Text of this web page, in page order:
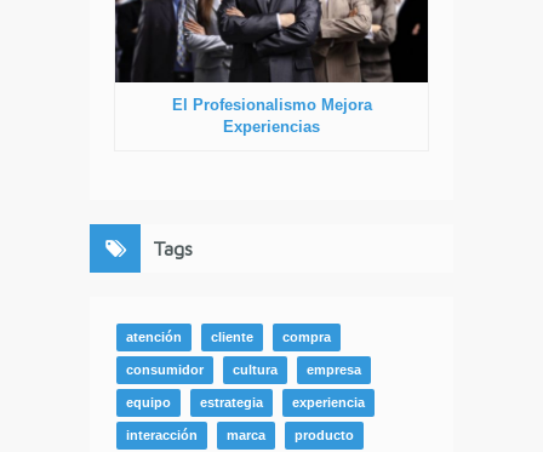
El Profesionalismo Mejora
Experiencias
Tags
atención cliente compra
consumidor cultura empresa
equipo estrategia experiencia
interacción marca producto